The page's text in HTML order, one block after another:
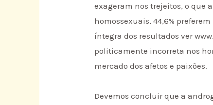
exageram nos trejeitos, o que
homossexuais, 44,6%
íntegra dos resultados ver
politicamente incorreta nos
mercado dos afetos e paixões.
Devemos concluir que a